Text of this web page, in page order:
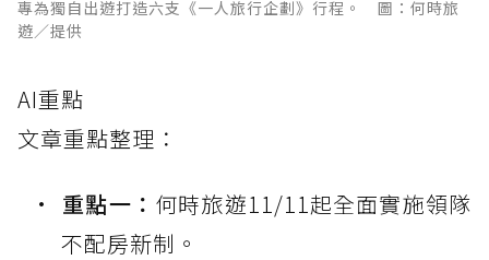
專為獨自出遊打造六支《一人旅行企劃》行程。 圖：何時旅
遊／提供
AI重點
文章重點整理：
重點一： 何時旅遊11/11起全面實施領隊
不配房新制。